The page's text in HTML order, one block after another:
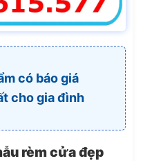
có báo giá
cho gia đình
rèm cửa đẹp